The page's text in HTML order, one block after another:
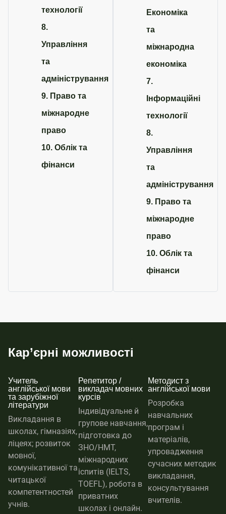
технології
8.
Управління
та
адміністрування
9. Право та
міжнародне
право
10. Облік та
фінанси
Економіка
та
міжнародна
економіка
7.
Інформаційні
технології
8.
Управління
та
адміністрування
9. Право та
міжнародне
право
10. Облік та
фінанси
Кар’єрні можливості
Учитель
англійської мови
та зарубіжної
літератури
Викладання в
школах, гімназіях,
ліцеях; розвиток
мовної,
комунікативної та
читацької
компетентностей
учнів.
Репетитор /
викладач мовних
курсів
Індивідуальне й
групове навчання,
підготовка до
ЗНО/НМТ,
міжнародних
іспитів (IELTS,
TOEFL), робота в
приватних
школах і онлайн.
Методист з
англійської мови
Розробка
навчальних
програм і
матеріалів,
упровадження
сучасних методик
викладання,
консультування
вчителів.